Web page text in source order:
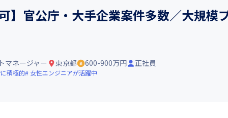
】官公庁・大手企業案件多数／大規模
マネージャー 東京都 600-900万円 正社員
積極的 女性エンジニアが活躍中